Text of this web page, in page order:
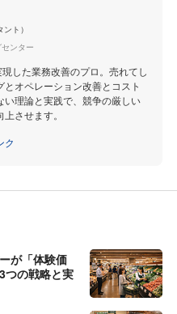
ト）
ンター
した業務改善のプロ。売れてし
オペレーション改善とコスト
い理論と実践で、競争の厳しい
させます。
ク
が「体験価
つの戦略と実